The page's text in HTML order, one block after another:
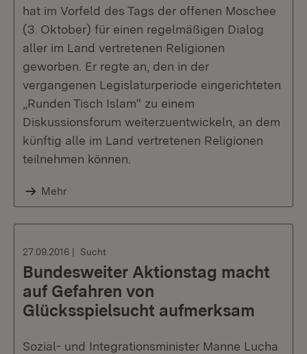
hat im Vorfeld des Tags der offenen Moschee
(3. Oktober) für einen regelmäßigen Dialog
aller im Land vertretenen Religionen
geworben. Er regte an, den in der
vergangenen Legislaturperiode eingerichteten
„Runden Tisch Islam“ zu einem
Diskussionsforum weiterzuentwickeln, an dem
künftig alle im Land vertretenen Religionen
teilnehmen können.
Mehr
27.09.2016 Sucht
Bundesweiter Aktionstag macht
auf Gefahren von
Glücksspielsucht aufmerksam
Sozial- und Integrationsminister Manne Lucha